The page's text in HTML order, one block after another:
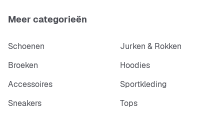
Meer categorieën
Schoenen
Jurken & Rokken
Broeken
Hoodies
Accessoires
Sportkleding
Sneakers
Tops